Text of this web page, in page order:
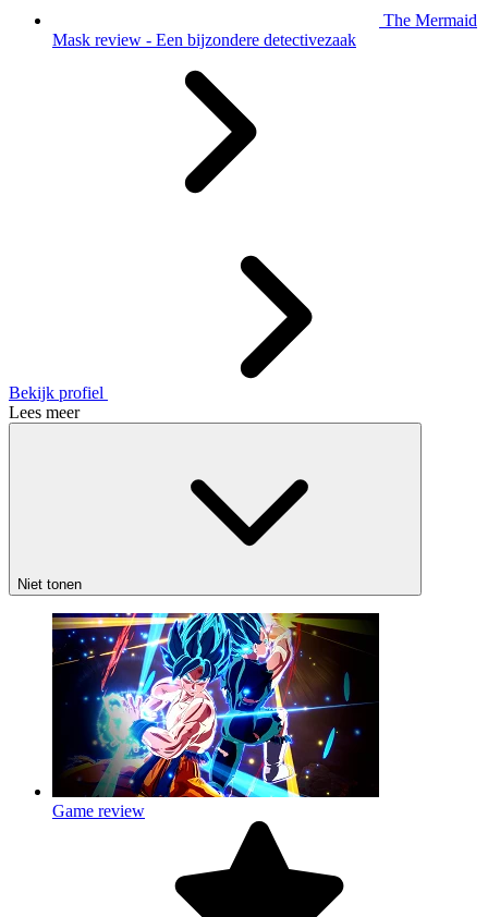
The Mermaid
Mask review - Een bijzondere detectivezaak
Bekijk profiel
Lees meer
Niet tonen
Game review